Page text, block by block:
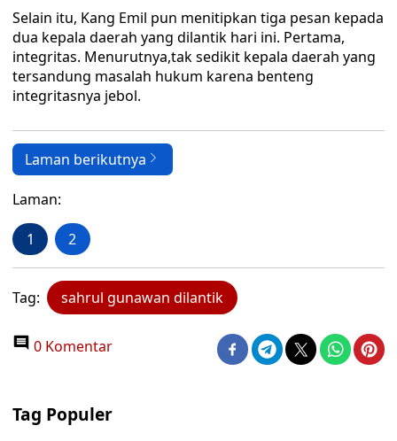
Selain itu, Kang Emil pun menitipkan tiga pesan kepada
dua kepala daerah yang dilantik hari ini. Pertama,
integritas. Menurutnya,tak sedikit kepala daerah yang
tersandung masalah hukum karena benteng
integritasnya jebol.
Laman berikutnya
Laman:
1 2
Tag: sahrul gunawan dilantik
0 Komentar
Tag Populer